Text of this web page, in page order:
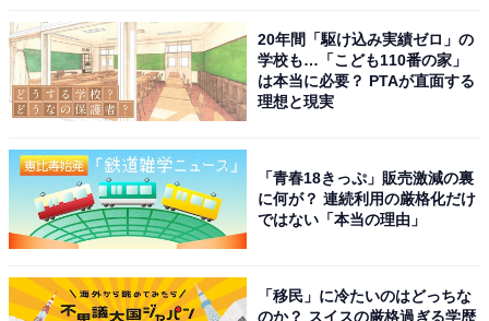
20年間「駆け込み実績ゼロ」の
学校も…「こども110番の家」
は本当に必要？ PTAが直面する
理想と現実
「青春18きっぷ」販売激減の裏
に何が？ 連続利用の厳格化だけ
ではない「本当の理由」
「移民」に冷たいのはどっちな
のか？ スイスの厳格過ぎる学歴